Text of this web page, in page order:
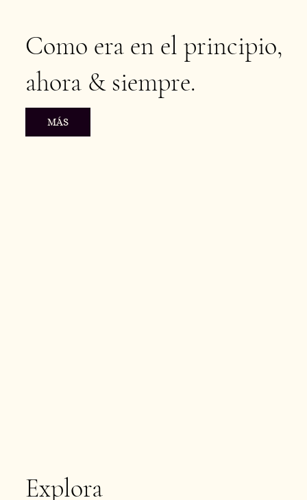
Como era en el principio,
ahora & siempre.
MÁS
Explora